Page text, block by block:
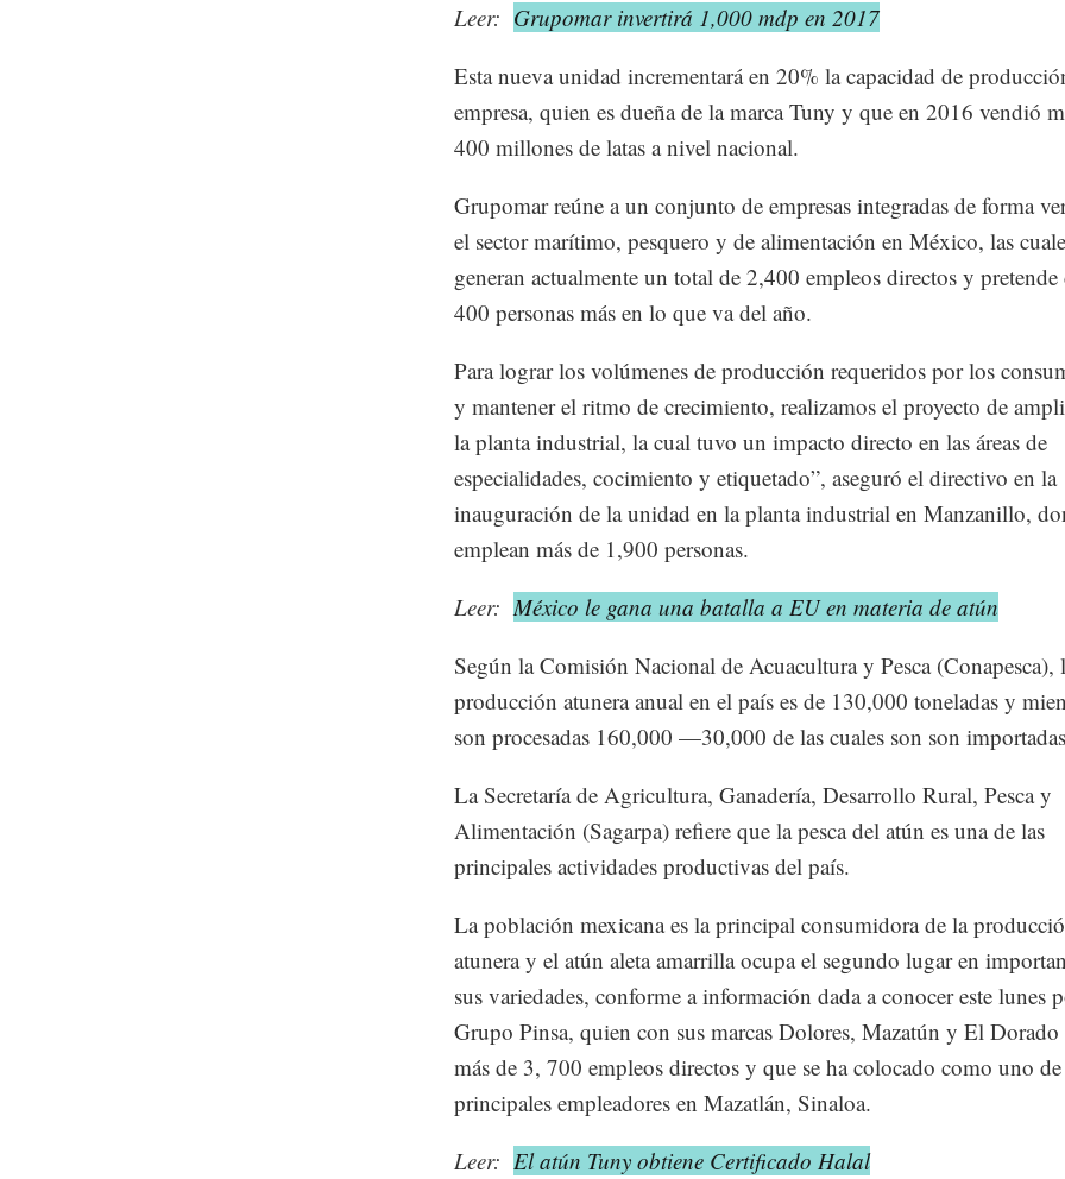
Leer: Grupomar invertirá 1,000 mdp en 2017
Esta nueva unidad incrementará en 20% la capacidad de
empresa, quien es dueña de la marca Tuny y que en 2016 vendió
400 millones de latas a nivel nacional.
Grupomar reúne a un conjunto de empresas integradas de forma
el sector marítimo, pesquero y de alimentación en México, las
generan actualmente un total de 2,400 empleos directos y pretende
400 personas más en lo que va del año.
Para lograr los volúmenes de producción requeridos por los
y mantener el ritmo de crecimiento, realizamos el proyecto de
la planta industrial, la cual tuvo un impacto directo en las áreas de
especialidades, cocimiento y etiquetado”, aseguró el directivo en la
inauguración de la unidad en la planta industrial en Manzanillo,
emplean más de 1,900 personas.
Leer: México le gana una batalla a EU en materia de atún
Según la Comisión Nacional de Acuacultura y Pesca (Conapesca),
producción atunera anual en el país es de 130,000 toneladas y
son procesadas 160,000 —30,000 de las cuales son son
La Secretaría de Agricultura, Ganadería, Desarrollo Rural, Pesca y
Alimentación (Sagarpa) refiere que la pesca del atún es una de las
principales actividades productivas del país.
La población mexicana es la principal consumidora de la
atunera y el atún aleta amarrilla ocupa el segundo lugar en
sus variedades, conforme a información dada a conocer este lunes
Grupo Pinsa, quien con sus marcas Dolores, Mazatún y El Dorado
más de 3, 700 empleos directos y que se ha colocado como uno
principales empleadores en Mazatlán, Sinaloa.
Leer: El atún Tuny obtiene Certificado Halal